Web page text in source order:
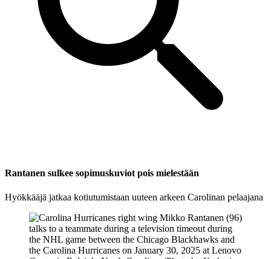
Rantanen sulkee sopimuskuviot pois mielestään
Hyökkääjä jatkaa kotiutumistaan uuteen arkeen Carolinan pelaajana